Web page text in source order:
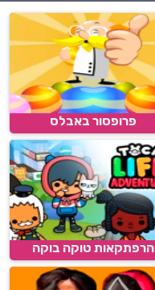
פרופסור באבלס
הרפתקאות טוקה בוקה